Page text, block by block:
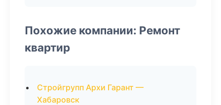
Похожие компании: Ремонт
квартир
Стройгрупп Архи Гарант —
Хабаровск